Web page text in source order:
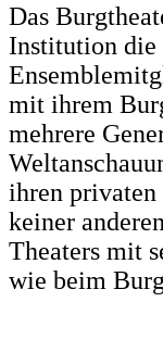
Das
Institution die
mit ihrem
mehrere
ihren privaten
keiner
Theaters mit
wie beim